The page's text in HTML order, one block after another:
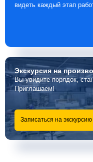
видеть каждый этап
Экскурсияна
Вы увидите порядок,
Приглашаем!
Записаться на экскурсию